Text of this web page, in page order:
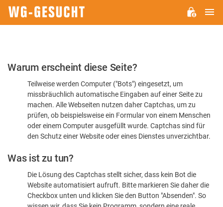
Bitte
dass
sind
Warum erscheint diese Seite?
Teilweise werden Computer ("Bots") eingesetzt, um
missbräuchlich automatische Eingaben auf einer Seite zu
machen. Alle Webseiten nutzen daher Captchas, um zu
prüfen, ob beispielsweise ein Formular von einem Menschen
oder einem Computer ausgefüllt wurde. Captchas sind für
den Schutz einer Website oder eines Dienstes unverzichtbar.
Was ist zu tun?
Die Lösung des Captchas stellt sicher, dass kein Bot die
Website automatisiert aufruft. Bitte markieren Sie daher die
Checkbox unten und klicken Sie den Button "Absenden". So